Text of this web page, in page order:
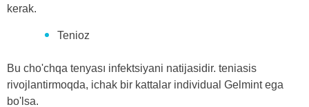
kerak.
Tenioz
Bu cho'chqa tenyası infektsiyani natijasidir. teniasis
rivojlantirmoqda, ichak bir kattalar individual Gelmint ega
bo'lsa.